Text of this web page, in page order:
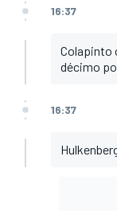
16:37
Colapinto
décimo
16:37